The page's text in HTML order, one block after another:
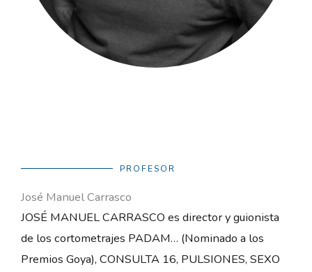
PROFESOR
José Manuel Carrasco
JOSÉ MANUEL CARRASCO es director y guionista
de los cortometrajes PADAM… (Nominado a los
Premios Goya), CONSULTA 16, PULSIONES, SEXO